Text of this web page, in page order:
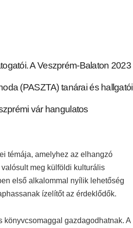
A Veszprém-Balaton 2023
(PASZTA) tanárai és hallgatói
vár hangulatos
témája, amelyhez az elhangzó
meg külföldi kulturális
első alkalommal nyílik lehetőség
ízelítőt az érdeklődők.
gazdagodhatnak. A